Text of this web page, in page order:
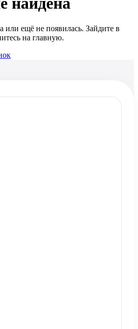
или ещё не появилась. Зайдите в
на главную.